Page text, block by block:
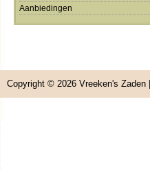
Aanbiedingen
Copyright © 2026 Vreeken's Zaden